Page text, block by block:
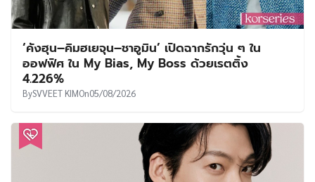
‘คังฮุน–คิมฮเยจุน–ชาอูมิน’ เปิดฉากรักวุ่น ๆ ใน
ออฟฟิศ ใน My Bias, My Boss ด้วยเรตติ้ง
4.226%
BySVVEET KIMOn05/08/2026